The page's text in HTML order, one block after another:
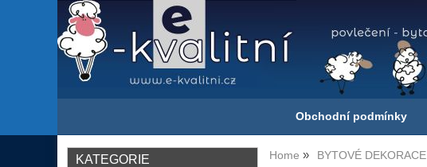
Obchodní podmínky
Home BYTOVÉ DEKORACE
KATEGORIE